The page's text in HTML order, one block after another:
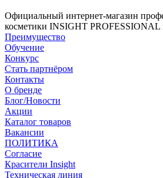
Официальный интернет-магазин
косметики INSIGHT PROFESSIONAL
Преимущество
Обучение
Конкурс
Стать партнёром
Контакты
О бренде
Блог/Новости
Акции
Каталог товаров
Вакансии
ПОЛИТИКА
Согласие
Краcители Insight
Техническая линия